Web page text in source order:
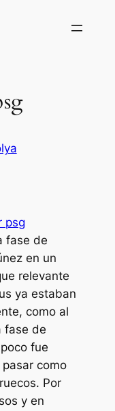
fase de
en un
relevante
ya estaban
como al
fase de
fue
como
Por
y en